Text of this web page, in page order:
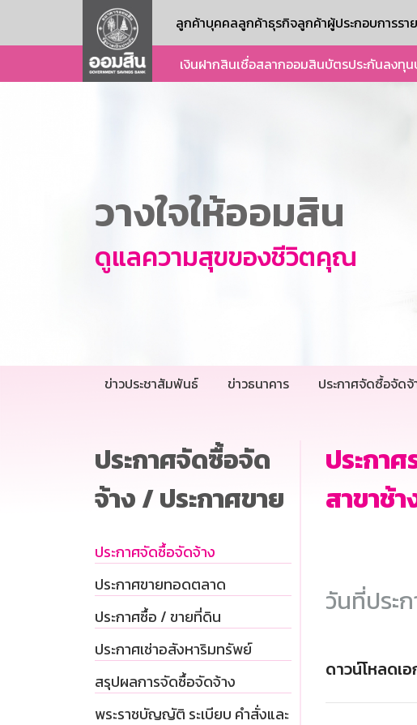
ลูกค้าบุคคลลูกค้าธุรกิจลูกค้าผู้ประกอบการรา
เงินฝากสินเชื่อสลากออมสินบัตรประกันลงทุน
วางใจให้ออมสิน
ดูแลความสุขของชีวิตคุณ
ข่าวประชาสัมพันธ์ ข่าวธนาคาร ประกาศจัดซื้อจัดจ้
ประกาศจัดซื้อจัด
จ้าง / ประกาศขาย
ประกาศจัดซื้อจัดจ้าง
ประกาศขายทอดตลาด
ประกาศซื้อ / ขายที่ดิน
ประกาศเช่าอสังหาริมทรัพย์
สรุปผลการจัดซื้อจัดจ้าง
พระราชบัญญัติ ระเบียบ คำสั่งและ
ประกา
สาขาช้
วันที่ประก
ดาวน์โหลดเ